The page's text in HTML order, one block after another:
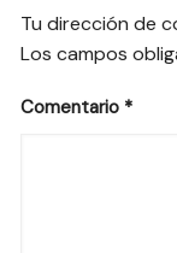
Tu dirección de
Los campos
Comentario *